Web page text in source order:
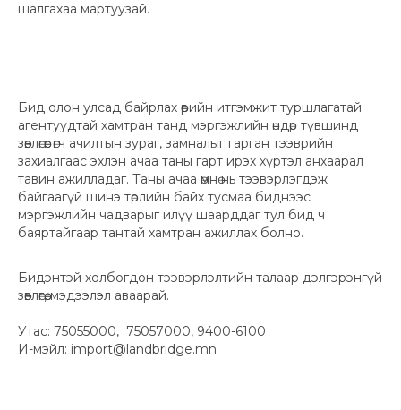
шалгахаа мартуузай.
Бид олон улсад байрлах өөрийн итгэмжит туршлагатай
агентуудтай хамтран танд мэргэжлийн өндөр түвшинд
зөвлөгөөг өгч ачилтын зураг, замналыг гарган тээврийн
захиалгаас эхлэн ачаа таны гарт ирэх хүртэл анхаарал
тавин ажилладаг. Таны ачаа өмнө нь тээвэрлэгдэж
байгаагүй шинэ төрлийн байх тусмаа биднээс
мэргэжлийн чадварыг илүү шаарддаг тул бид ч
баяртайгаар тантай хамтран ажиллах болно.
Бидэнтэй холбогдон тээвэрлэлтийн талаар дэлгэрэнгүй
зөвлөгөө, мэдээлэл аваарай.
Утас: 75055000, 75057000, 9400-6100
И-мэйл: import@landbridge.mn